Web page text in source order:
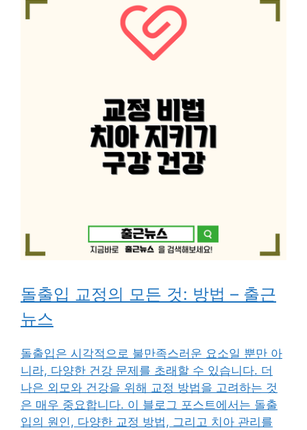
돌출입 교정의 모든 것: 방법 – 출근
뉴스
돌출입은 시각적으로 불만족스러운 요소일 뿐만 아
니라, 다양한 건강 문제를 초래할 수 있습니다. 더
나은 외모와 건강을 위해 교정 방법을 고려하는 것
은 매우 중요합니다. 이 블로그 포스트에서는 돌출
입의 원인, 다양한 교정 방법, 그리고 치아 관리를